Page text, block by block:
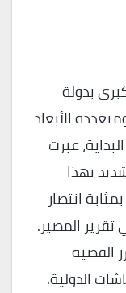
بدولة
الأبعاد
عبرت
بهذا
انتصار
المصير.
القضية
الدولية.